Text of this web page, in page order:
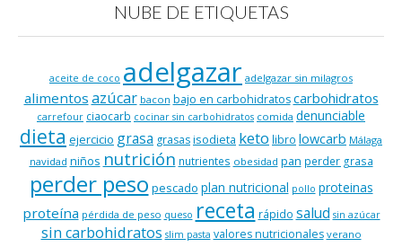
NUBE DE ETIQUETAS
aceite de coco adelgazar adelgazar sin milagros
alimentos azúcar bacon bajo en carbohidratos carbohidratos
carrefour ciaocarb cocinar sin carbohidratos comida denunciable
dieta ejercicio grasa grasasisodieta keto libro lowcarb Málaga
navidad niños nutrición nutrientes obesidad pan perder grasa
perder peso pescado plan nutricional pollo proteinas
proteína pérdida de peso queso receta rápido salud sin azúcar
sin carbohidratos slim pasta valores nutricionales verano